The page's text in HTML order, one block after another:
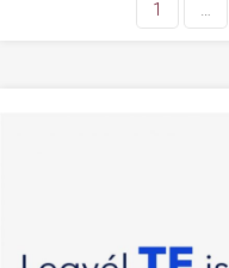
1